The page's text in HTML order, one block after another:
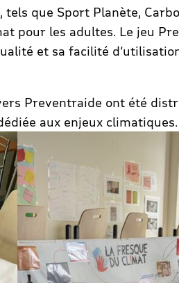
que Sport Planète,
pour les adultes. Le jeu
et sa facilité
Preventraide ont été
aux enjeux climatiques.